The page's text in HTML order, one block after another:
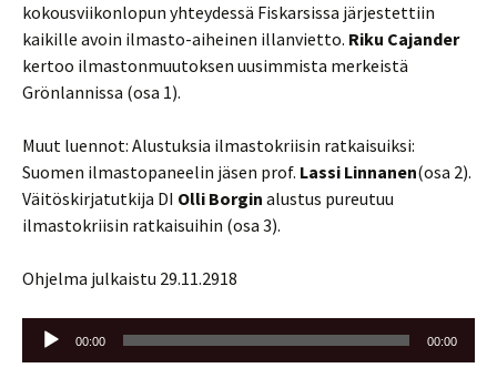
kokousviikonlopun yhteydessä Fiskarsissa järjestettiin
kaikille avoin ilmasto-aiheinen illanvietto. Riku Cajander
kertoo ilmastonmuutoksen uusimmista merkeistä
Grönlannissa (osa 1).
Muut luennot: Alustuksia ilmastokriisin ratkaisuiksi:
Suomen ilmastopaneelin jäsen prof. Lassi Linnanen(osa 2).
Väitöskirjatutkija DI Olli Borgin alustus pureutuu
ilmastokriisin ratkaisuihin (osa 3).
Ohjelma julkaistu 29.11.2918
Äänitoistin
00:00 00:00